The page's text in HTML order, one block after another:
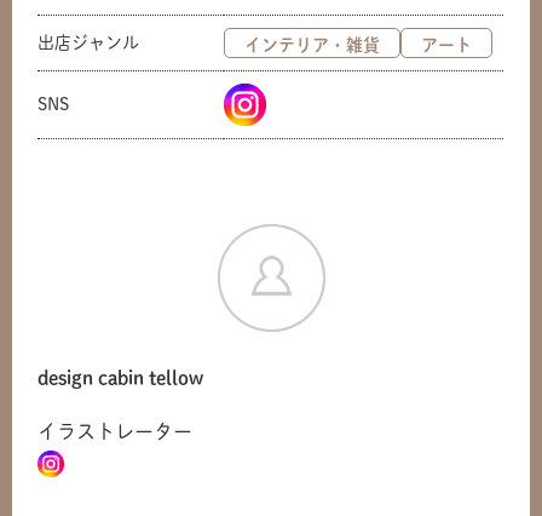
出店ジャンル インテリア・雑貨 アート
SNS
design cabin tellow
イラストレーター